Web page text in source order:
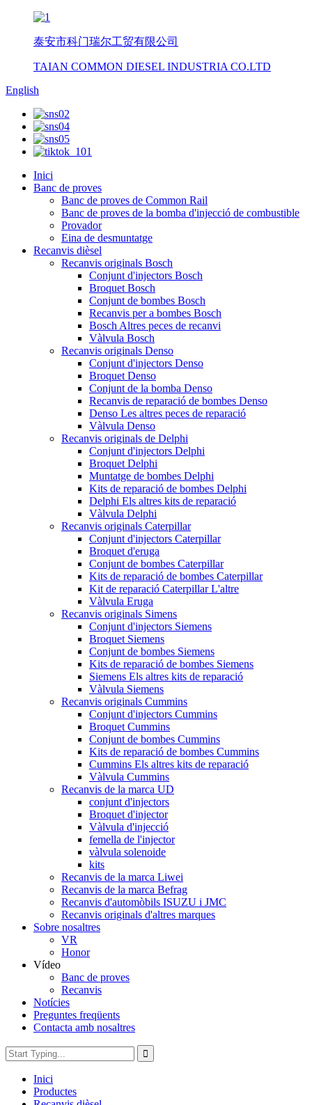
泰安市科门瑞尔工贸有限公司
TAIAN COMMON DIESEL INDUSTRIA CO.LTD
English
Inici
Banc de proves
Banc de proves de Common Rail
Banc de proves de la bomba d'injecció de combustible
Provador
Eina de desmuntatge
Recanvis dièsel
Recanvis originals Bosch
Conjunt d'injectors Bosch
Broquet Bosch
Conjunt de bombes Bosch
Recanvis per a bombes Bosch
Bosch Altres peces de recanvi
Vàlvula Bosch
Recanvis originals Denso
Conjunt d'injectors Denso
Broquet Denso
Conjunt de la bomba Denso
Recanvis de reparació de bombes Denso
Denso Les altres peces de reparació
Vàlvula Denso
Recanvis originals de Delphi
Conjunt d'injectors Delphi
Broquet Delphi
Muntatge de bombes Delphi
Kits de reparació de bombes Delphi
Delphi Els altres kits de reparació
Vàlvula Delphi
Recanvis originals Caterpillar
Conjunt d'injectors Caterpillar
Broquet d'eruga
Conjunt de bombes Caterpillar
Kits de reparació de bombes Caterpillar
Kit de reparació Caterpillar L'altre
Vàlvula Eruga
Recanvis originals Simens
Conjunt d'injectors Siemens
Broquet Siemens
Conjunt de bombes Siemens
Kits de reparació de bombes Siemens
Siemens Els altres kits de reparació
Vàlvula Siemens
Recanvis originals Cummins
Conjunt d'injectors Cummins
Broquet Cummins
Conjunt de bombes Cummins
Kits de reparació de bombes Cummins
Cummins Els altres kits de reparació
Vàlvula Cummins
Recanvis de la marca UD
conjunt d'injectors
Broquet d'injector
Vàlvula d'injecció
femella de l'injector
vàlvula solenoide
kits
Recanvis de la marca Liwei
Recanvis de la marca Befrag
Recanvis d'automòbils ISUZU i JMC
Recanvis originals d'altres marques
Sobre nosaltres
VR
Honor
Vídeo
Banc de proves
Recanvis
Notícies
Preguntes freqüents
Contacta amb nosaltres
Inici
Productes